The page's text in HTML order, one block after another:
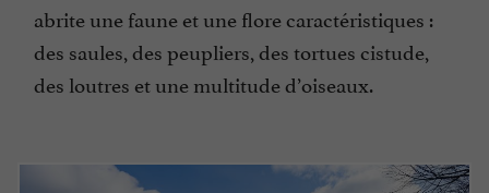
abrite une faune et une flore caractéristiques :
des saules, des peupliers, des tortues cistude,
des loutres et une multitude d’oiseaux.